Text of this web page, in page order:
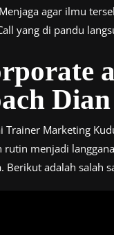
agar ilmu
yang di pandu
Trainer Marketing
rutin menjadi
Berikut adalah salah